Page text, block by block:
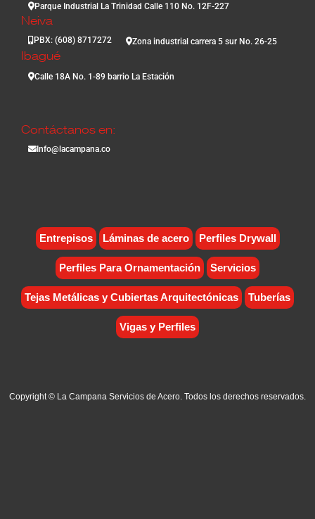
Parque Industrial La Trinidad Calle 110 No. 12F-227
Neiva
PBX: (608) 8717272 Zona industrial carrera 5 sur No. 26-25
Ibagué
Calle 18A No. 1-89 barrio La Estación
Contáctanos en:
Info@lacampana.co
Entrepisos Láminas de acero Perfiles Drywall
Perfiles Para Ornamentación Servicios
Tejas Metálicas y Cubiertas Arquitectónicas Tuberías
Vigas y Perfiles
Copyright © La Campana Servicios de Acero. Todos los derechos reservados.